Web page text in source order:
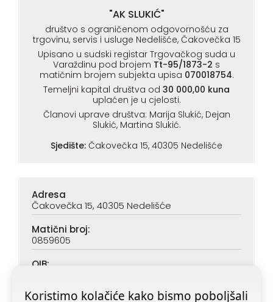
Koristimo kolačiće kako bismo poboljšali
"AK SLUKIĆ"
društvo s ograničenom odgovornošću za
trgovinu, servis i usluge Nedelišće, Čakovečka 15
Upisano u sudski registar Trgovačkog suda u
Varaždinu pod brojem Tt-95/1873-2 s
matičnim brojem subjekta upisa 070018754.
Temeljni kapital društva od 30 000,00 kuna
uplaćen je u cjelosti.
Članovi uprave društva: Marija Slukić, Dejan
Slukić, Martina Slukić.
Sjedište: Čakovečka 15, 40305 Nedelišće
Adresa
Čakovečka 15, 40305 Nedelišće
Matični broj:
0859605
OIB:
IBAN (PBZ):